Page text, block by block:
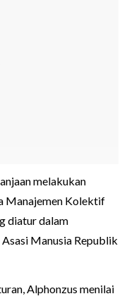
melakukan
Manajemen Kolektif
diatur dalam
Manusia Republik
Alphonzus menilai